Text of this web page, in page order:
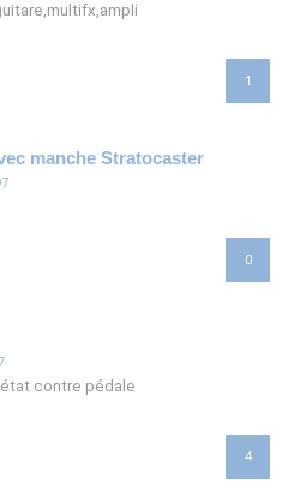
1
manche Stratocaster
0
état contre pédale
4